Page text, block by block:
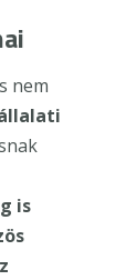
nem
is